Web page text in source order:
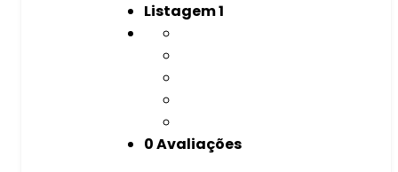
Listagem1
0 Avaliações